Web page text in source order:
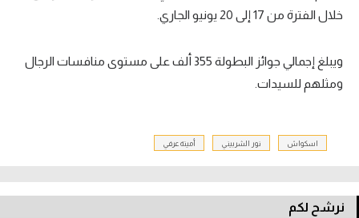
خلال الفترة من 17 إلى 20 يونيو الجاري.
ويبلغ إجمالي جوائز البطولة 355 ألف على مستوى منافسات الرجال
ومثلهم للسيدات.
اسكواش نور الشربيني أمينة عرفي
نرشح لكم